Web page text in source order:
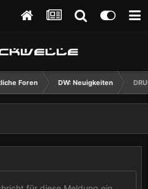
Foren DW: Neuigkeiten